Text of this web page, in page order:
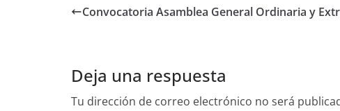
o r
Convocatoria Asamblea General Ordinaria y
Deja una respuesta
Tu dirección de correo electrónico no será